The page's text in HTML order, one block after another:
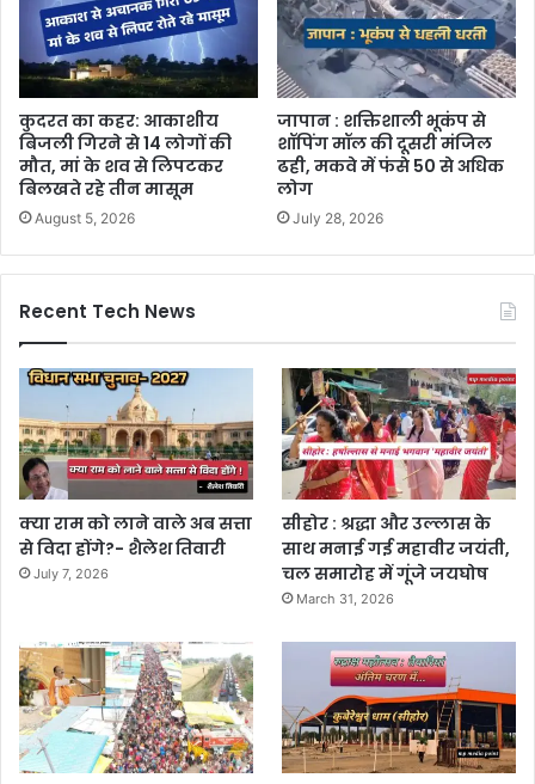
कुदरत का कहर: आकाशीय
बिजली गिरने से 14 लोगों की
मौत, मां के शव से लिपटकर
बिलखते रहे तीन मासूम
August 5, 2026
जापान : शक्तिशाली भूकंप से
शॉपिंग मॉल की दूसरी मंजिल
ढही, मकवे में फंसे 50 से अधिक
लोग
July 28, 2026
Recent Tech News
क्या राम को लाने वाले अब सत्ता
से विदा होंगे?- शैलेश तिवारी
July 7, 2026
सीहोर : श्रद्धा और उल्लास के
साथ मनाई गई महावीर जयंती,
चल समारोह में गूंजे जयघोष
March 31, 2026